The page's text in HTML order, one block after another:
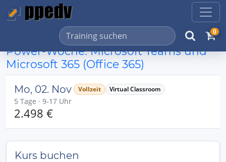
0
Power-Woche: Microsoft Teams und
Microsoft 365 (Office 365)
Mo, 02. Nov Vollzeit Virtual Classroom
5 Tage · 9-17 Uhr
2.498 €
Kurs buchen